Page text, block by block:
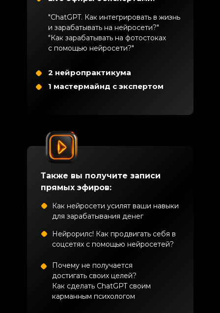
Также вы получите записи
прямых эфиров:
Как нейросети усилят ваши навыки
для зарабатывания денег
Нейрорилс! Как продвигать себя в
соцсетях с помощью нейросетей?
"ChatGPT. Как интегрировать в жизнь
и зарабатывать на нейросети?"
"Как зарабатывать на фотостоках
с помощью нейросети?"
2 нейропрактикума
1 мастермайнд с экспертом
Почему не получается
достигать своих целей?
Как сделать ChatGPT своим
карманным психологом